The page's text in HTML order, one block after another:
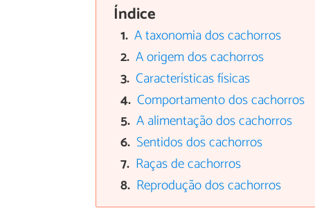
Índice
A taxonomia dos cachorros
A origem dos cachorros
Características físicas
Comportamento dos cachorros
A alimentação dos cachorros
Sentidos dos cachorros
Raças de cachorros
Reprodução dos cachorros